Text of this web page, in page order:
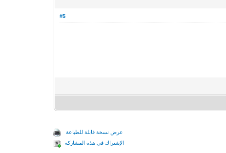
#5
عرض نسخة قابلة للطباعة
الإشتراك في هذه المشاركة